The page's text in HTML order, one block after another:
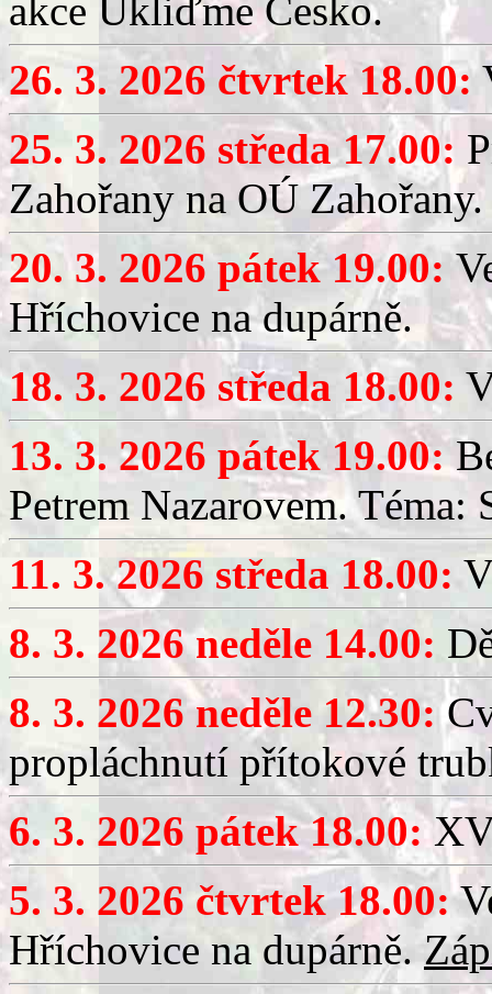
akce Ukliďme Česko.
26. 3. 2026 čtvrtek 18.00:
25. 3. 2026 středa 17.00:
Zahořany na OÚ Zahořany.
20. 3. 2026 pátek 19.00:
Hříchovice na dupárně.
18. 3. 2026 středa 18.00:
13. 3. 2026 pátek 19.00:
Petrem Nazarovem. Téma:
11. 3. 2026 středa 18.00:
8. 3. 2026 neděle 14.00:
8. 3. 2026 neděle 12.30:
propláchnutí přítokové
6. 3. 2026 pátek 18.00:
5. 3. 2026 čtvrtek 18.00:
Hříchovice na dupárně.